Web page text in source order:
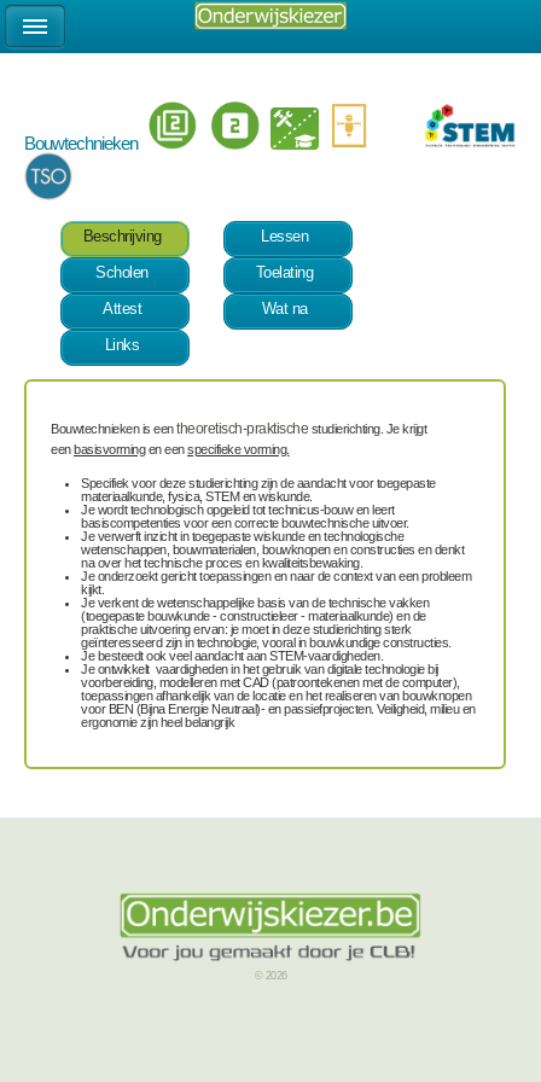
Bouwtechnieken
Beschrijving
Lessen
Scholen
Toelating
Attest
Wat na
Links
Bouwtechnieken is eentheoretisch-praktische studierichting. Je krijgt
eenbasisvormingen eenspecifieke vorming.
Specifiek voor deze studierichting zijn de aandacht voor toegepaste
materiaalkunde, fysica, STEM en wiskunde.
Je wordt technologisch opgeleid tot technicus-bouw en leert
basiscompetenties voor een correcte bouwtechnische uitvoer.
Je verwerft inzicht in toegepaste wiskunde en technologische
wetenschappen, bouwmaterialen, bouwknopen en constructies en denkt
na over het technische proces en kwaliteitsbewaking.
Je onderzoekt gericht toepassingen en naar de context van een probleem
kijkt.
Je verkent de wetenschappelijke basis van de technische vakken
(toegepaste bouwkunde - constructieleer - materiaalkunde) en de
praktische uitvoering ervan: je moet in deze studierichting sterk
geïnteresseerd zijn in technologie, vooral in bouwkundige constructies.
Je besteedt ook veel aandacht aan STEM-vaardigheden.
Je ontwikkelt vaardigheden in het gebruik van digitale technologie bij
voorbereiding, modelleren met CAD (patroontekenen met de computer),
toepassingen afhankelijk van de locatie en het realiseren van bouwknopen
voor BEN (Bijna Energie Neutraal)- en passiefprojecten. Veiligheid, milieu en
ergonomie zijn heel belangrijk
© 2026